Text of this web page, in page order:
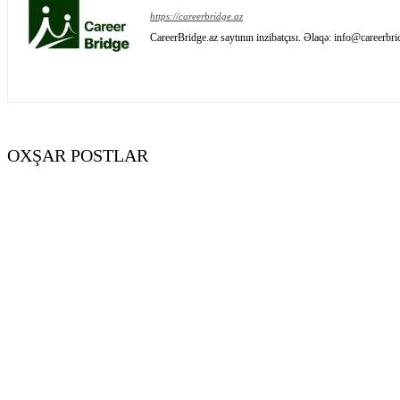
https://careerbridge.az
CareerBridge.az saytının inzibatçısı. Əlaqə:
OXŞAR POSTLAR